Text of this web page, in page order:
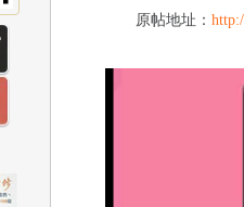
原帖地址：